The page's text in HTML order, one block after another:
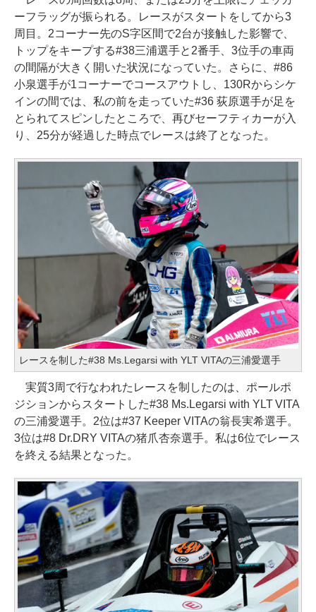
ーフラッグが振られる。レースがスタートをしてから3
周目。2コーナー先のS字区間で2台が接触した影響で、
トップをキープする#38三浦選手と2番手、3位手の車両
の間隔が大きく開いた状況になっていた。さらに、#86
小泉選手が1コーナーでコースアウトし、130Rからシケ
インの間では、私の前を走っていた#36 荻原選手が足を
とられてスピンしたところで、再びセーフティカーが入
り、25分が経過した時点でレースは終了となった。
レースを制した#38 Ms.Legarsi with YLT VITAの三浦愛選手
実質3周で行なわれたレースを制したのは、ポールポ
ジションからスタートした#38 Ms.Legarsi with YLT VITA
の三浦愛選手。2位は#37 Keeper VITAの翁長実希選手。
3位は#8 Dr.DRY VITAの猪爪杏奈選手。私は6位でレース
を終える結果となった。